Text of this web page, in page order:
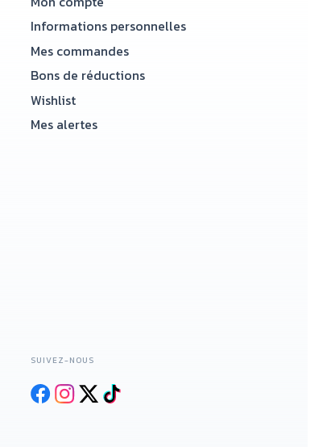
Informations personnelles
Mes commandes
Bons de réductions
Wishlist
Mes alertes
SUIVEZ-NOUS